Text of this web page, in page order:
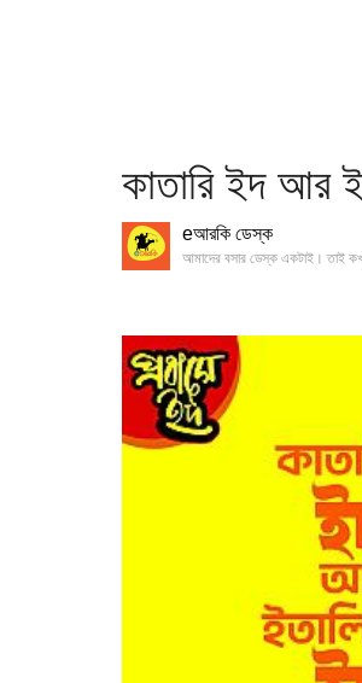
কাতারি ইদ আর
eআরকি ডেস্ক
আমাদের বসার ডেস্ক একটাই। তাই